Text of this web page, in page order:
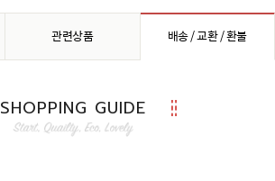
관련상품 배송 / 교환 / 환불
SHOPPING GUIDE